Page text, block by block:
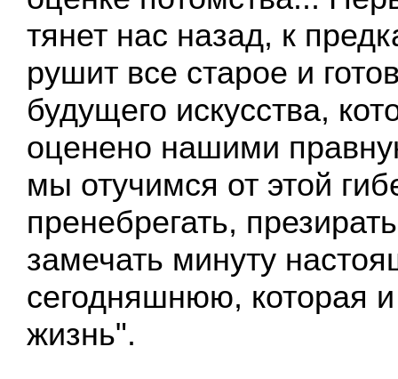
тянет нас назад, к
рушит все старое и
будущего искусства,
оценено нашими
мы отучимся от этой
пренебрегать,
замечать минуту
сегодняшнюю, которая
жизнь".